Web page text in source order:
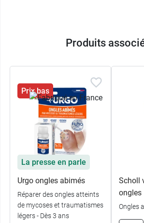
Produits
Prix bas
La presse en parle
Urgo ongles abimés
Réparer des ongles atteints
de mycoses et traumatismes
légers - Dès 3 ans
Scholl
ongles
Ongles